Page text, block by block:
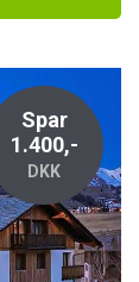
Spar
1.400,-
DKK